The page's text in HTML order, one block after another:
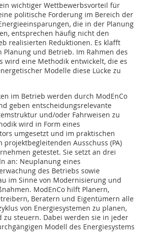
wichtiger Wettbewerbsvorteil für
politische Forderung im Bereich der
die in der Planung
entsprechen häufig nicht den
realisierten Reduktionen. Es klafft
Planung und Betrieb. Im Rahmen des
wird eine Methodik entwickelt, die es
Modelle diese Lücke zu
im Betrieb werden durch ModEnCo
geben entscheidungsrelevante
und/oder Fahrweisen zu
wird in Form eines
umgesetzt und im praktischen
projektbegleitenden Ausschuss (PA)
getestet. Sie setzt an drei
an: Neuplanung eines
des Betriebs sowie
im Sinne von Modernisierung und
ModEnCo hilft Planern,
Beratern und Eigentümern alle
von Energiesystemen zu planen,
steuern. Dabei werden sie in jeder
Modell des Energiesystems